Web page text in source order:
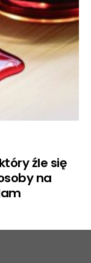
źle się
na